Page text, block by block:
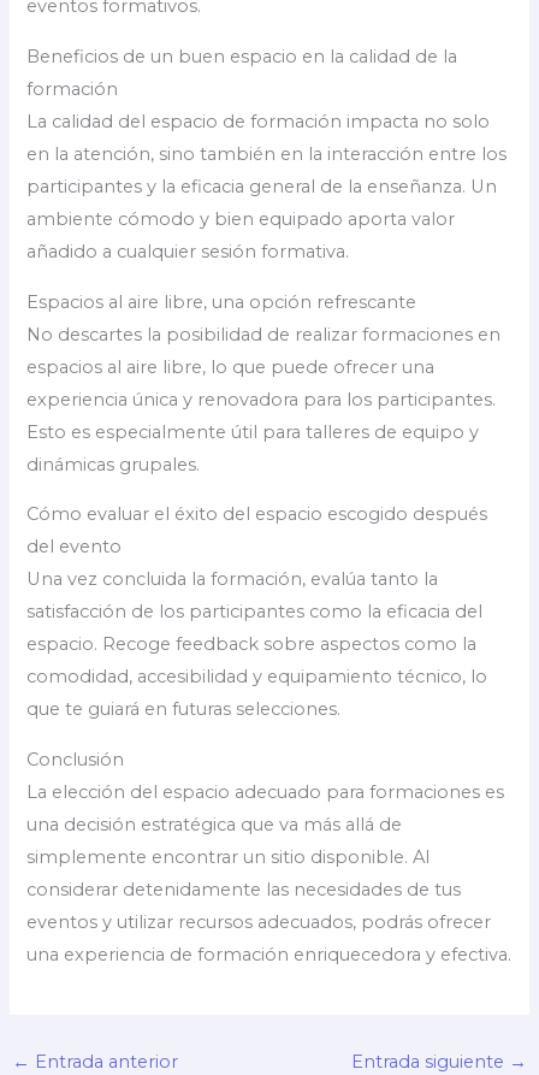
eventos formativos.
Beneficios de un buen espacio en la calidad de la
formación
La calidad del espacio de formación impacta no solo
en la atención, sino también en la interacción entre los
participantes y la eficacia general de la enseñanza. Un
ambiente cómodo y bien equipado aporta valor
añadido a cualquier sesión formativa.
Espacios al aire libre, una opción refrescante
No descartes la posibilidad de realizar formaciones en
espacios al aire libre, lo que puede ofrecer una
experiencia única y renovadora para los participantes.
Esto es especialmente útil para talleres de equipo y
dinámicas grupales.
Cómo evaluar el éxito del espacio escogido después
del evento
Una vez concluida la formación, evalúa tanto la
satisfacción de los participantes como la eficacia del
espacio. Recoge feedback sobre aspectos como la
comodidad, accesibilidad y equipamiento técnico, lo
que te guiará en futuras selecciones.
Conclusión
La elección del espacio adecuado para formaciones es
una decisión estratégica que va más allá de
simplemente encontrar un sitio disponible. Al
considerar detenidamente las necesidades de tus
eventos y utilizar recursos adecuados, podrás ofrecer
una experiencia de formación enriquecedora y efectiva.
← Entrada anterior Entrada siguiente →